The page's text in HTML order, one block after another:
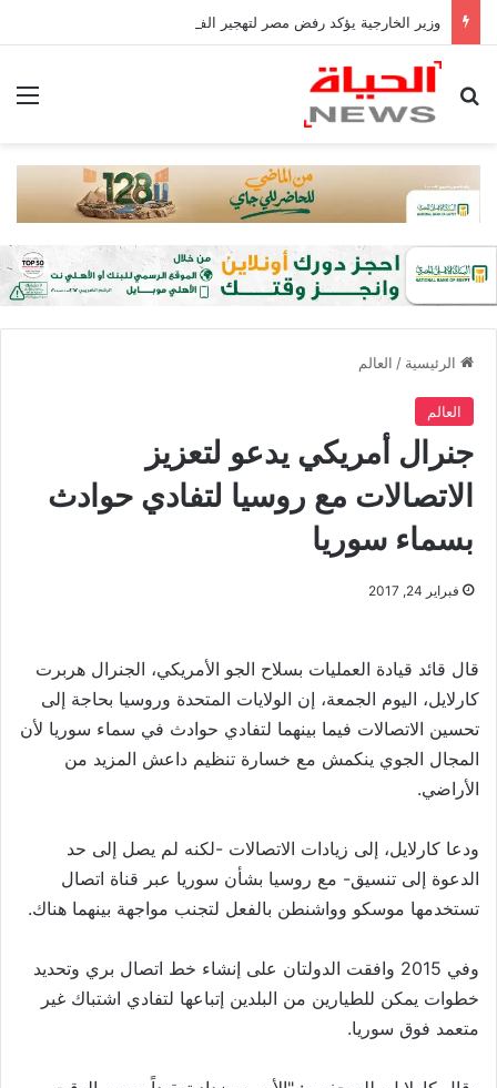
بحث عن
الرئيسية / العالم
العالم
جنرال أمريكي يدعو لتعزيز
الاتصالات مع روسيا لتفادي حوادث
بسماء سوريا
فبراير 24, 2017
قال قائد قيادة العمليات بسلاح الجو الأمريكي، الجنرال هربرت
كارلايل، اليوم الجمعة، إن الولايات المتحدة وروسيا بحاجة إلى
تحسين الاتصالات فيما بينهما لتفادي حوادث في سماء سوريا لأن
المجال الجوي ينكمش مع خسارة تنظيم داعش المزيد من
الأراضي.
ودعا كارلايل، إلى زيادات الاتصالات -لكنه لم يصل إلى حد
الدعوة إلى تنسيق- مع روسيا بشأن سوريا عبر قناة اتصال
تستخدمها موسكو وواشنطن بالفعل لتجنب مواجهة بينهما هناك.
وفي 2015 وافقت الدولتان على إنشاء خط اتصال بري وتحديد
خطوات يمكن للطيارين من البلدين إتباعها لتفادي اشتباك غير
متعمد فوق سوريا.